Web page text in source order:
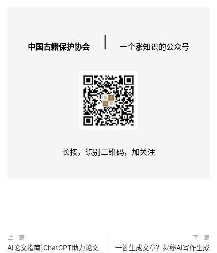
中国古籍保护协会 ∣ 一个涨知识的公众号
长按，识别二维码，加关注
上一篇
AI论文指南|ChatGPT助力论文
下一篇
一键生成文章？揭秘AI写作生成